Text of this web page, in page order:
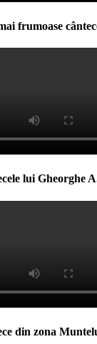
frumoase
lui Gheorghe
din zona